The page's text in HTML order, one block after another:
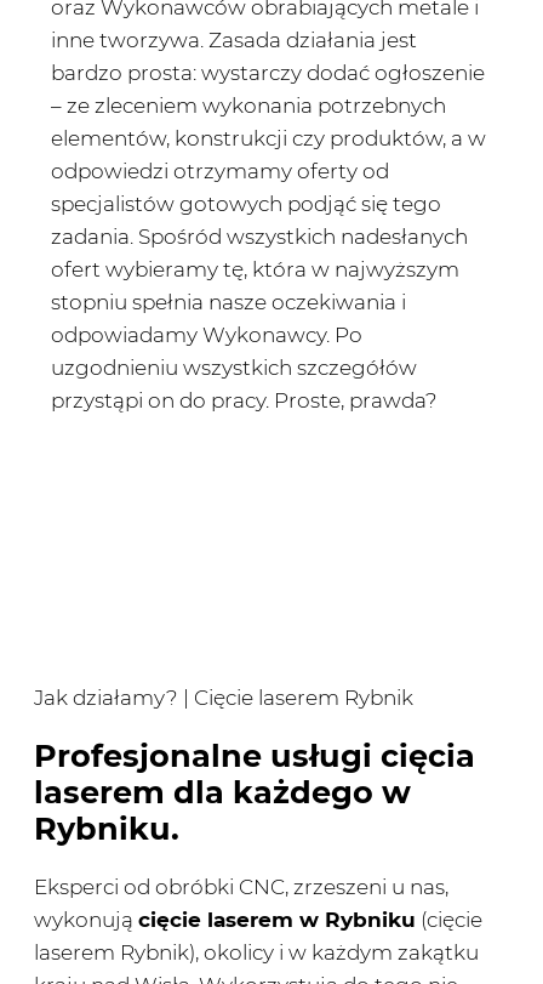
oraz Wykonawców obrabiających metale i
inne tworzywa. Zasada działania jest
bardzo prosta: wystarczy dodać ogłoszenie
– ze zleceniem wykonania potrzebnych
elementów, konstrukcji czy produktów, a w
odpowiedzi otrzymamy oferty od
specjalistów gotowych podjąć się tego
zadania. Spośród wszystkich nadesłanych
ofert wybieramy tę, która w najwyższym
stopniu spełnia nasze oczekiwania i
odpowiadamy Wykonawcy. Po
uzgodnieniu wszystkich szczegółów
przystąpi on do pracy. Proste, prawda?
Jak działamy? | Cięcie laserem Rybnik
Profesjonalne usługi cięcia
laserem dla każdego w
Rybniku.
Eksperci od obróbki CNC, zrzeszeni u nas,
wykonują cięcie laserem w Rybniku (cięcie
laserem Rybnik), okolicy i w każdym zakątku